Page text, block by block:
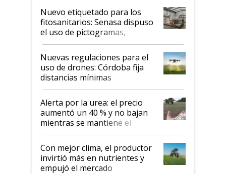
fina
Nuevo etiquetado para los
fitosanitarios: Senasa dispuso
el uso de pictogramas,
palabras de advertencia e
indicaciones
Nuevas regulaciones para el
uso de drones: Córdoba fija
distancias mínimas
Alerta por la urea: el precio
aumentó un 40 % y no bajan
mientras se mantiene el
conflicto en Medio Oriente
Con mejor clima, el productor
invirtió más en nutrientes y
empujó el mercado